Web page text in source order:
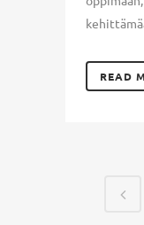
READ